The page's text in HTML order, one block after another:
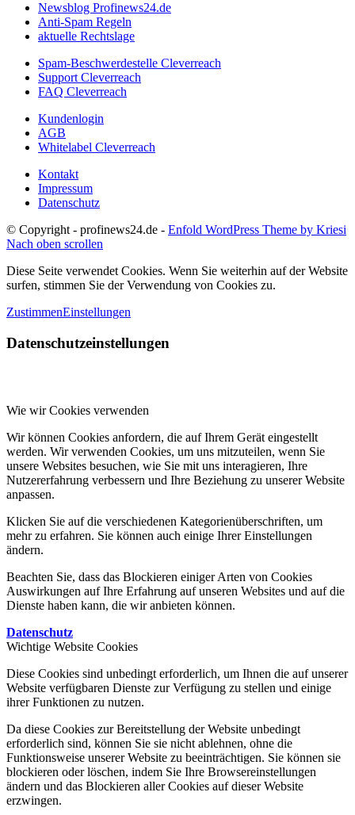
Newsblog Profinews24.de
Anti-Spam Regeln
aktuelle Rechtslage
Spam-Beschwerdestelle Cleverreach
Support Cleverreach
FAQ Cleverreach
Kundenlogin
AGB
Whitelabel Cleverreach
Kontakt
Impressum
Datenschutz
© Copyright - profinews24.de - Enfold WordPress Theme by Kriesi
Nach oben scrollen
Diese Seite verwendet Cookies. Wenn Sie weiterhin auf der Website
surfen, stimmen Sie der Verwendung von Cookies zu.
ZustimmenEinstellungen
Datenschutzeinstellungen
Wie wir Cookies verwenden
Wir können Cookies anfordern, die auf Ihrem Gerät eingestellt
werden. Wir verwenden Cookies, um uns mitzuteilen, wenn Sie
unsere Websites besuchen, wie Sie mit uns interagieren, Ihre
Nutzererfahrung verbessern und Ihre Beziehung zu unserer Website
anpassen.
Klicken Sie auf die verschiedenen Kategorienüberschriften, um
mehr zu erfahren. Sie können auch einige Ihrer Einstellungen
ändern.
Beachten Sie, dass das Blockieren einiger Arten von Cookies
Auswirkungen auf Ihre Erfahrung auf unseren Websites und auf die
Dienste haben kann, die wir anbieten können.
Datenschutz
Wichtige Website Cookies
Diese Cookies sind unbedingt erforderlich, um Ihnen die auf unserer
Website verfügbaren Dienste zur Verfügung zu stellen und einige
ihrer Funktionen zu nutzen.
Da diese Cookies zur Bereitstellung der Website unbedingt
erforderlich sind, können Sie sie nicht ablehnen, ohne die
Funktionsweise unserer Website zu beeinträchtigen. Sie können sie
blockieren oder löschen, indem Sie Ihre Browsereinstellungen
ändern und das Blockieren aller Cookies auf dieser Website
erzwingen.